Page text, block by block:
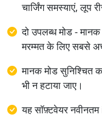
चार्जिंग समस्याएं, लूप
दो उपलब्ध मोड -
मरम्मत के लिए सबसे
मानक मोड सुनिश्चित
भी न हटाया जाए।
यह सॉफ़्टवेयर